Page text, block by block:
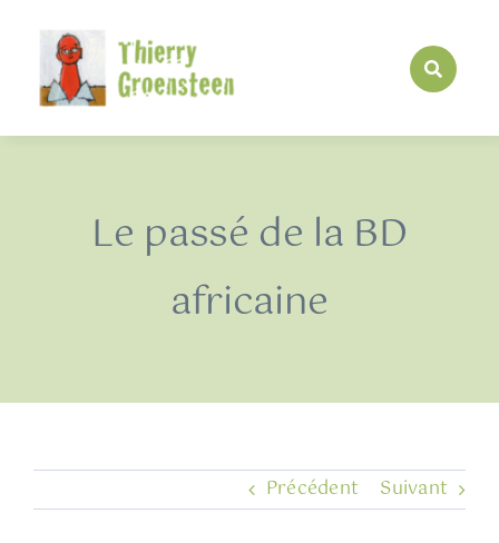
contenu
Le passé de la BD
africaine
Précédent Suivant